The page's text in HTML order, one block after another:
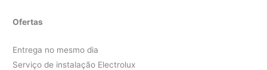
Ofertas
Entrega no mesmo dia
Serviço de instalação Electrolux